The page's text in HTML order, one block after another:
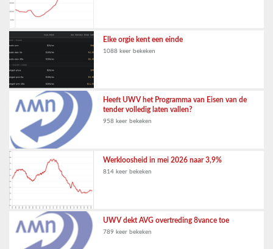
Elke orgie kent een einde
1088 keer bekeken
Heeft UWV het Programma van Eisen van de
tender volledig laten vallen?
958 keer bekeken
Werkloosheid in mei 2026 naar 3,9%
814 keer bekeken
UWV dekt AVG overtreding 8vance toe
789 keer bekeken